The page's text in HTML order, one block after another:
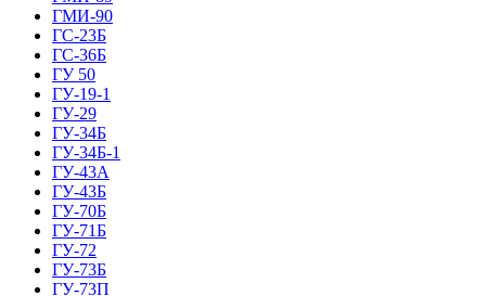
ГМИ-90
ГС-23Б
ГС-36Б
ГУ 50
ГУ-19-1
ГУ-29
ГУ-34Б
ГУ-34Б-1
ГУ-43А
ГУ-43Б
ГУ-70Б
ГУ-71Б
ГУ-72
ГУ-73Б
ГУ-73П